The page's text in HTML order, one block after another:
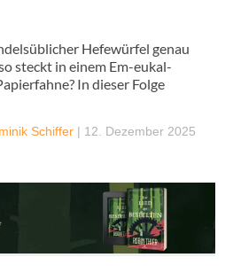
Hefewürfel genau
steckt in einem Em-eukal-
In dieser Folge
Schiffer | 12. Dezember 2025